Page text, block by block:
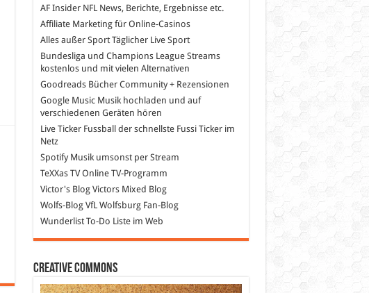
AF InsiderNFL News, Berichte, Ergebnisse etc.
Affiliate Marketingfür Online-Casinos
Alles außer SportTäglicher Live Sport
Bundesliga und Champions League Streams
kostenlos und mit vielen Alternativen
GoodreadsBücher Community + Rezensionen
Google MusicMusik hochladen und auf
verschiedenen Geräten hören
Live Ticker Fussball
der schnellste Fussi Ticker im
Netz
SpotifyMusik umsonst per Stream
TeXXas TVOnline TV-Programm
Victor's BlogVictors Mixed Blog
Wolfs-BlogVfL Wolfsburg Fan-Blog
WunderlistTo-Do Liste im Web
Creative Commons